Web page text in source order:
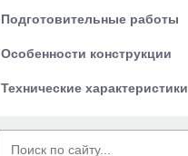
Подготовительные работы
Особенности конструкции
Технические характеристики